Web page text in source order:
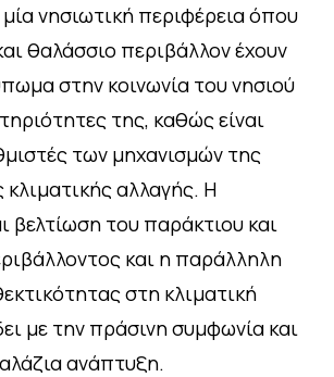
νησιωτική περιφέρεια όπου
θαλάσσιο περιβάλλον έχουν
στην κοινωνία του νησιού
της, καθώς είναι
των μηχανισμών της
αλλαγής. Η
βελτίωση του παράκτιου και
και η παράλληλη
στη κλιματική
με την πράσινη συμφωνία και
ανάπτυξη.